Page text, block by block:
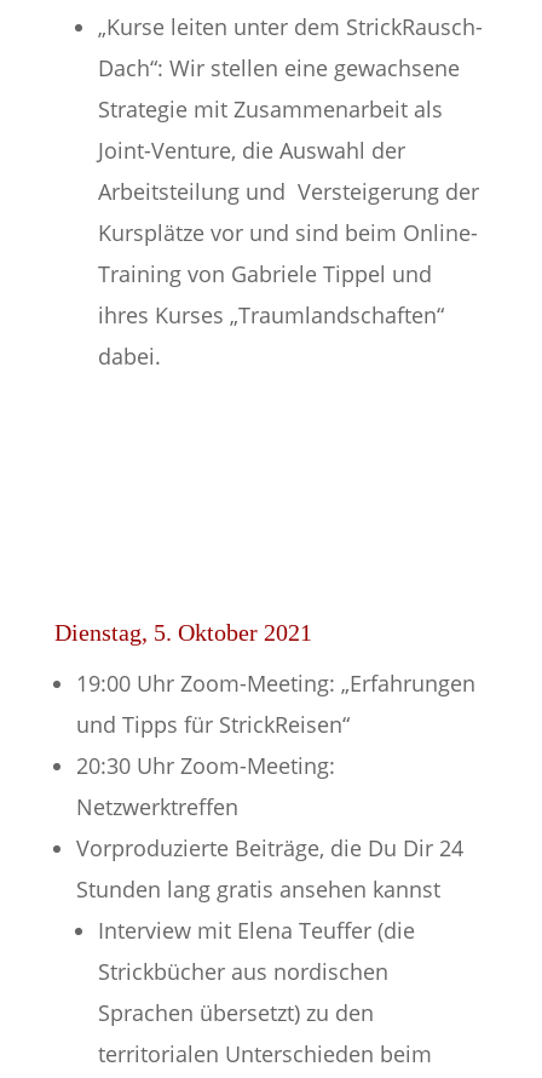
„Kurse leiten unter dem StrickRausch-
Dach“: Wir stellen eine gewachsene
Strategie mit Zusammenarbeit als
Joint-Venture, die Auswahl der
Arbeitsteilung und Versteigerung der
Kursplätze vor und sind beim Online-
Training von Gabriele Tippel und
ihres Kurses „Traumlandschaften“
dabei.
Dienstag, 5. Oktober 2021
19:00 Uhr Zoom-Meeting: „Erfahrungen
und Tipps für StrickReisen“
20:30 Uhr Zoom-Meeting:
Netzwerktreffen
Vorproduzierte Beiträge, die Du Dir 24
Stunden lang gratis ansehen kannst
Interview mit Elena Teuffer (die
Strickbücher aus nordischen
Sprachen übersetzt) zu den
territorialen Unterschieden beim